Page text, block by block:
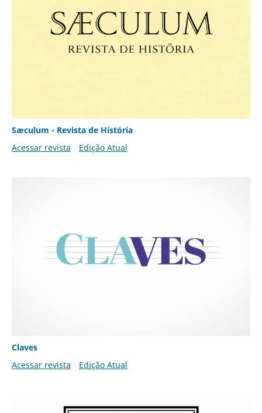
Sæculum - Revista de História
Acessar revista
Edição Atual
Claves
Acessar revista
Edição Atual